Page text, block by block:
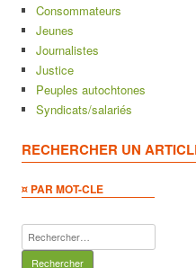
Consommateurs
Jeunes
Journalistes
Justice
Peuples autochtones
Syndicats/salariés
RECHERCHER UN
¤ PAR MOT-CLE
Rechercher :